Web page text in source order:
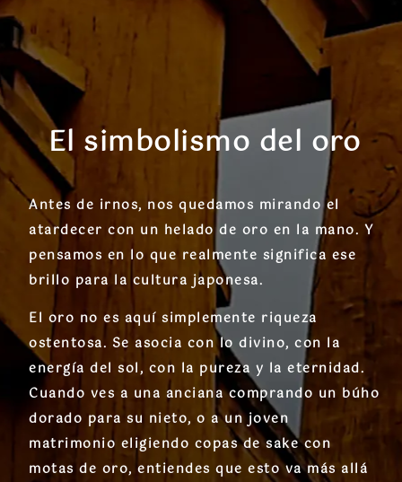
El simbolismo del oro
Antes de irnos, nos quedamos mirando el
atardecer con un helado de oro en la mano. Y
pensamos en lo que realmente significa ese
brillo para la cultura japonesa.
El oro no es aquí simplemente riqueza
ostentosa. Se asocia con lo divino, con la
energía del sol, con la pureza y la eternidad.
Cuando ves a una anciana comprando un búho
dorado para su nieto, o a un joven
matrimonio eligiendo copas de sake con
motas de oro, entiendes que esto va más allá